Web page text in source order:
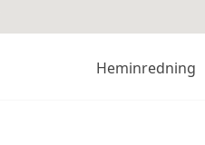
Heminredning